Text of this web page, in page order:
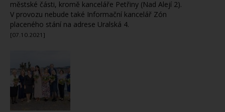
městské části, kromě kanceláře Petřiny (Nad Alejí 2).
V provozu nebude také Informační kancelář Zón
placeného stání na adrese Uralská 4.
[07.10.2021]